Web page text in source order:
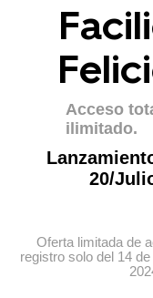
Acceso
ilimitado.
20/
Oferta limitada de
registro solo del 14